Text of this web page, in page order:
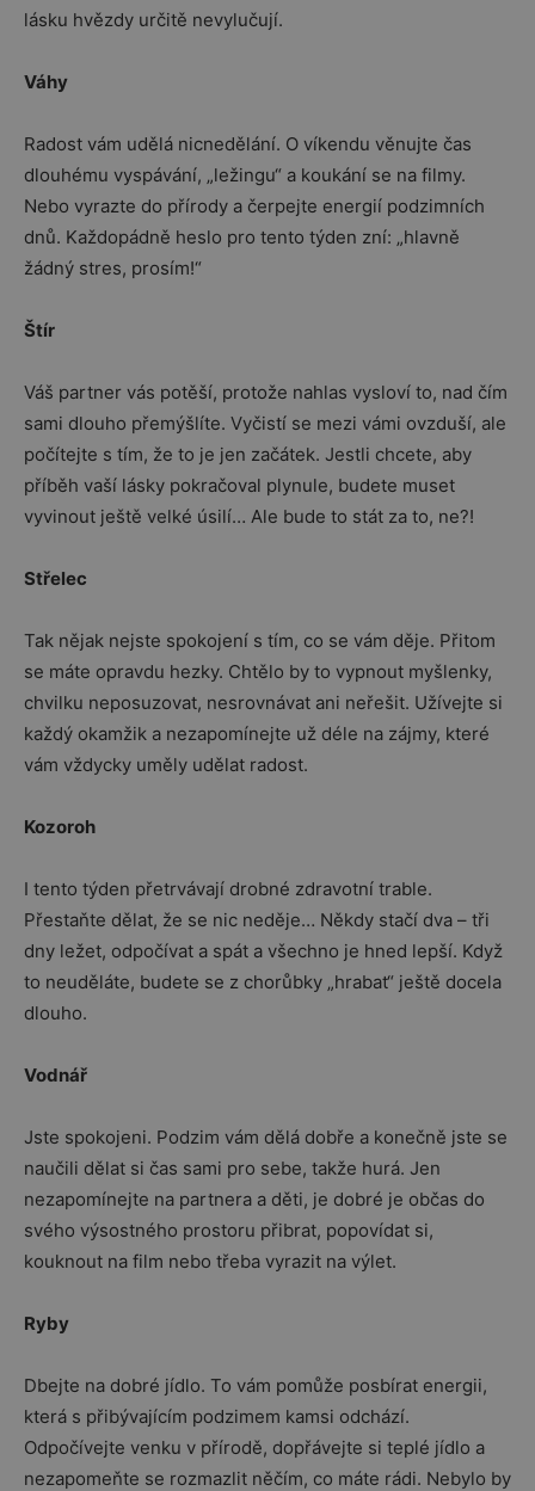
lásku hvězdy určitě nevylučují.
Váhy
Radost vám udělá nicnedělání. O víkendu věnujte čas
dlouhému vyspávání, „ležingu“ a koukání se na filmy.
Nebo vyrazte do přírody a čerpejte energií podzimních
dnů. Každopádně heslo pro tento týden zní: „hlavně
žádný stres, prosím!“
Štír
Váš partner vás potěší, protože nahlas vysloví to, nad čím
sami dlouho přemýšlíte. Vyčistí se mezi vámi ovzduší, ale
počítejte s tím, že to je jen začátek. Jestli chcete, aby
příběh vaší lásky pokračoval plynule, budete muset
vyvinout ještě velké úsilí… Ale bude to stát za to, ne?!
Střelec
Tak nějak nejste spokojení s tím, co se vám děje. Přitom
se máte opravdu hezky. Chtělo by to vypnout myšlenky,
chvilku neposuzovat, nesrovnávat ani neřešit. Užívejte si
každý okamžik a nezapomínejte už déle na zájmy, které
vám vždycky uměly udělat radost.
Kozoroh
I tento týden přetrvávají drobné zdravotní trable.
Přestaňte dělat, že se nic neděje… Někdy stačí dva – tři
dny ležet, odpočívat a spát a všechno je hned lepší. Když
to neuděláte, budete se z chorůbky „hrabat“ ještě docela
dlouho.
Vodnář
Jste spokojeni. Podzim vám dělá dobře a konečně jste se
naučili dělat si čas sami pro sebe, takže hurá. Jen
nezapomínejte na partnera a děti, je dobré je občas do
svého výsostného prostoru přibrat, popovídat si,
kouknout na film nebo třeba vyrazit na výlet.
Ryby
Dbejte na dobré jídlo. To vám pomůže posbírat energii,
která s přibývajícím podzimem kamsi odchází.
Odpočívejte venku v přírodě, dopřávejte si teplé jídlo a
nezapomeňte se rozmazlit něčím, co máte rádi. Nebylo by